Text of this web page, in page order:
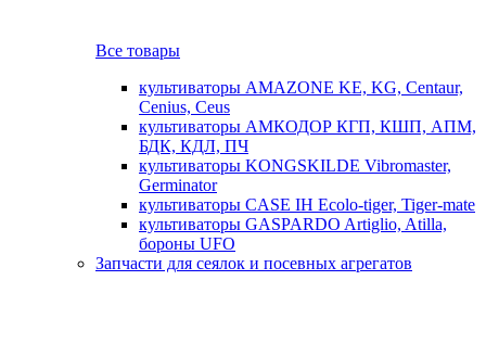
Все товары
культиваторы AMAZONE KE, KG, Centaur,
Cenius, Ceus
культиваторы АМКОДОР КГП, КШП, АПМ,
БДК, КДЛ, ПЧ
культиваторы KONGSKILDE Vibromaster,
Germinator
культиваторы CASE IH Ecolo-tiger, Tiger-mate
культиваторы GASPARDO Artiglio, Atilla,
бороны UFO
Запчасти для сеялок и посевных агрегатов